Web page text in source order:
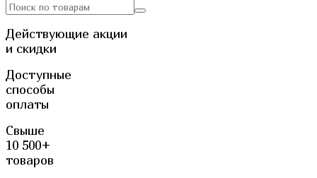
Действующие акции
и скидки
Доступные
способы
оплаты
Свыше
10 500+
товаров